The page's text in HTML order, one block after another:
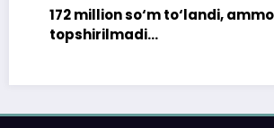
172 million so‘m to‘landi, ammo uy
topshirilmadi…